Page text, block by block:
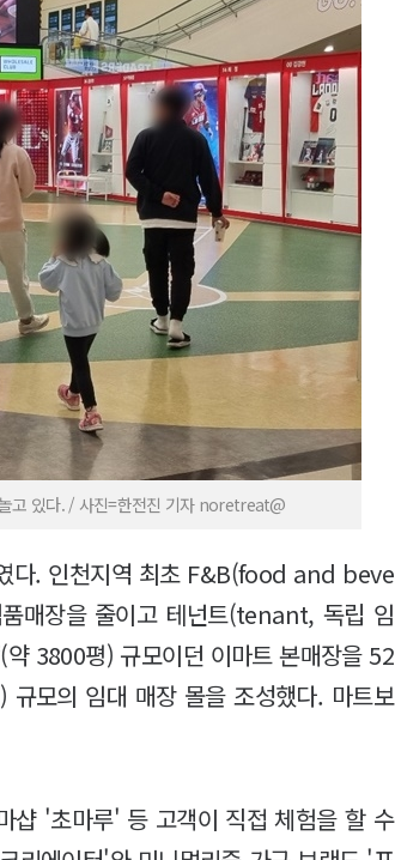
고 있다. / 사진=한전진 기자 noretreat@
다. 인천지역 최초 F&B(food and beve
매장을 줄이고 테넌트(tenant, 독립 임
3800평) 규모이던 이마트 본매장을 52
모의 임대 매장 몰을 조성했다. 마트보
샵 '초마루' 등 고객이 직접 체험을 할 수